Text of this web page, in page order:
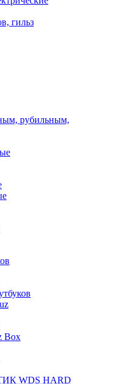
гильз
рубильным,
Box
WDS HARD